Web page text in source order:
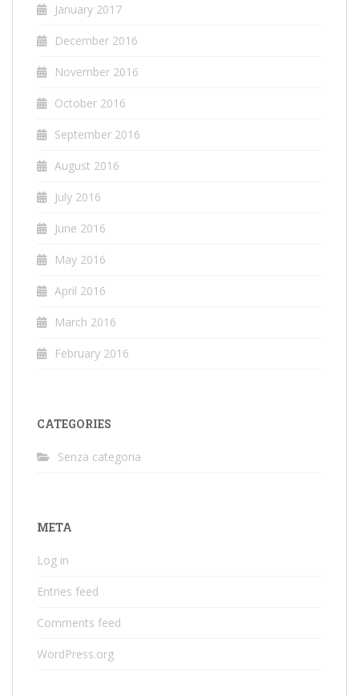
January 2017
December 2016
November 2016
October 2016
September 2016
August 2016
July 2016
June 2016
May 2016
April 2016
March 2016
February 2016
CATEGORIES
Senza categoria
META
Log in
Entries feed
Comments feed
WordPress.org